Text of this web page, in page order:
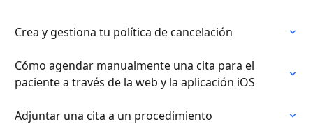
Crea y gestiona tu política de cancelación
Cómo agendar manualmente una cita para el
paciente a través de la web y la aplicación iOS
Adjuntar una cita a un procedimiento